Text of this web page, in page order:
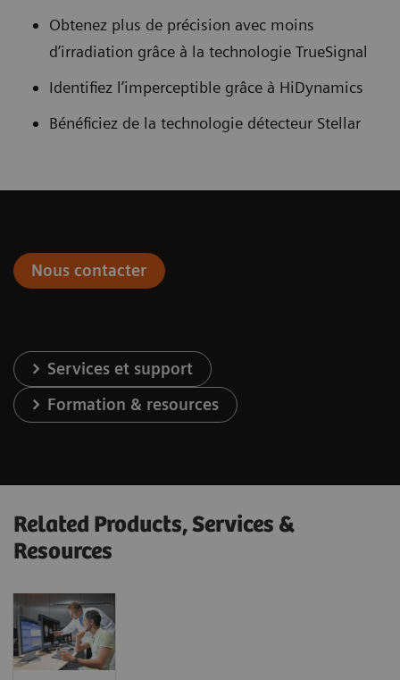
Obtenez plus de précision avec moins
d’irradiation grâce à la technologie TrueSignal
Identifiez l’imperceptible grâce à HiDynamics
Bénéficiez de la technologie détecteur Stellar
Nous contacter
Services et support
Formation & resources
Related Products, Services &
Resources